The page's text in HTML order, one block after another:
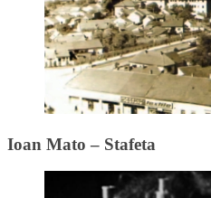
Ioan Mato – Stafeta